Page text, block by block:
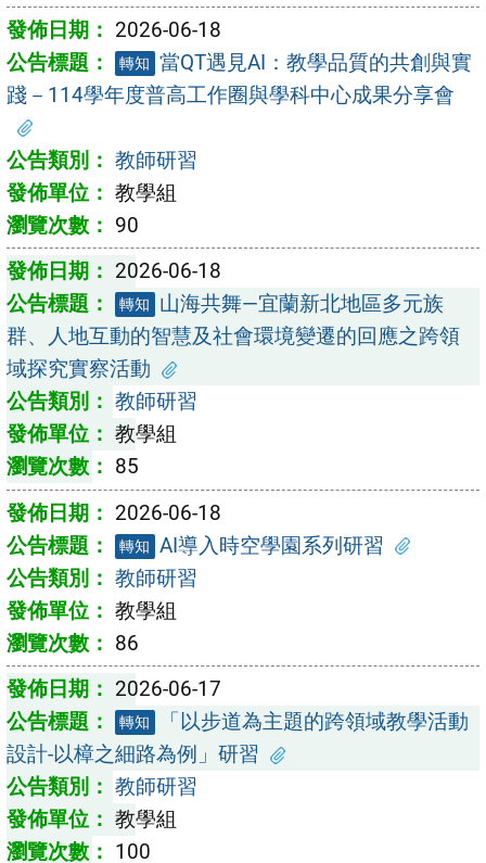
2026-06-18
轉知 當QT遇見AI：教學品質的共創與實
踐－114學年度普高工作圈與學科中心成果分享會
教師研習
教學組
90
2026-06-18
轉知
山海共舞—宜蘭新北地區多元族
群、人地互動的智慧及社會環境變遷的回應之跨領
域探究實察活動
教師研習
教學組
85
2026-06-18
轉知 AI導入時空學園系列研習
教師研習
教學組
86
2026-06-17
轉知
「以步道為主題的跨領域教學活動
設計-以樟之細路為例」研習
教師研習
教學組
100